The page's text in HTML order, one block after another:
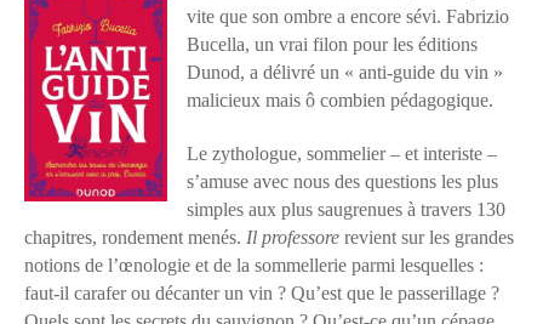
vite que son ombre a encore sévi. Fabrizio
Bucella, un vrai filon pour les éditions
Dunod, a délivré un « anti-guide du vin »
malicieux mais ô combien pédagogique.
Le zythologue, sommelier – et interiste –
s’amuse avec nous des questions les plus
simples aux plus saugrenues à travers 130
chapitres, rondement menés. Il professore revient sur les grandes
notions de l’œnologie et de la sommellerie parmi lesquelles :
faut-il carafer ou décanter un vin ? Qu’est que le passerillage ?